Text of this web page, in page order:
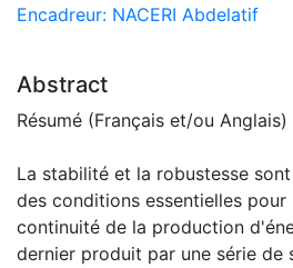
Encadreur: NACERI Abdelatif
Abstract
Résumé (Français et/ou Anglais)
La stabilité et la robustesse
des conditions essentielles
continuité de la production
dernier produit par une série de